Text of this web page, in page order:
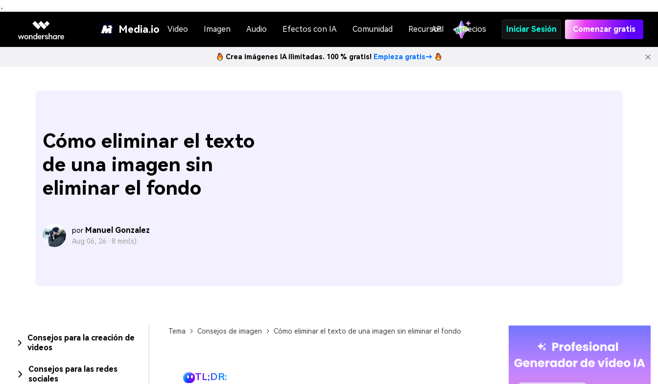
、
Media.io Video Imagen Audio Efectos con IA Comunidad Recursos
API Precios Iniciar Sesión Comenzar gratis
Crea imágenes IA ilimitadas. 100 % gratis! Empieza gratis→
Cómo eliminar el texto
de una imagen sin
eliminar el fondo
por Manuel Gonzalez
Aug 06, 26 · 8 min(s)
Consejos para la creación de
videos
Consejos para las redes
sociales
Tema Consejos de imagen Cómo eliminar el texto de una imagen sin eliminar el fondo
TL;DR: